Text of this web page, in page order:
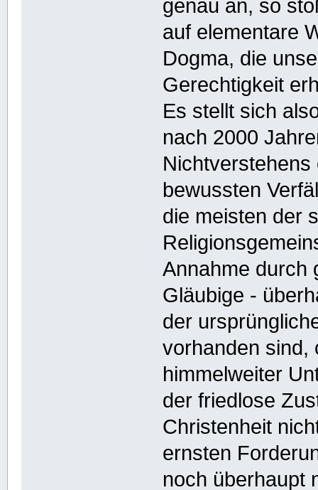
genau an, so
auf elementare
Dogma, die
Gerechtigkeit
Es stellt sich
nach 2000
bewussten
die meisten der
Annahme durch
Gläubige -
der
vorhanden sind,
himmelweiter
der friedlose
Christenheit
ernsten
noch überhaupt